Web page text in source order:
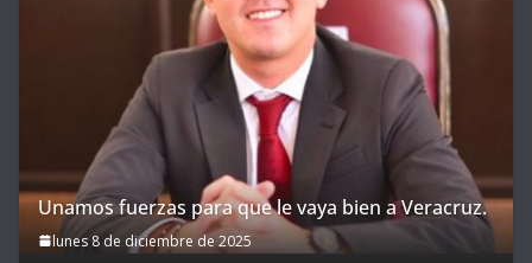
Unamos fuerzas para que le vaya bien a Veracruz.
lunes 8 de diciembre de 2025